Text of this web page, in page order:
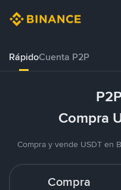
RápidoCuenta P2P
Compra
Compra y vende USDT en
Compra